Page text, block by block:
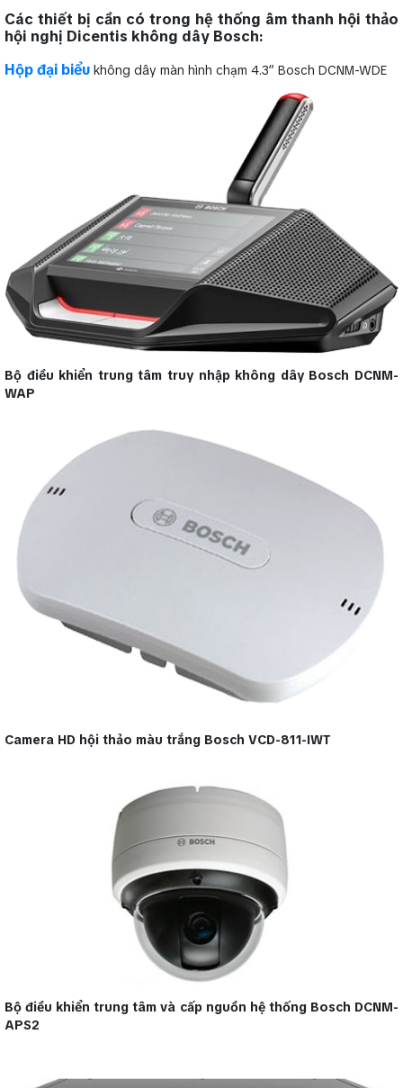
Các thiết bị cần có trong hệ thống âm thanh hội thảo
hội nghị Dicentis không dây Bosch:
Hộp đại biểu không dây màn hình chạm 4.3″ Bosch DCNM-WDE
Bộ điều khiển trung tâm truy nhập không dây Bosch DCNM-
WAP
Camera HD hội thảo màu trắng Bosch VCD-811-IWT
Bộ điều khiển trung tâm và cấp nguồn hệ thống Bosch DCNM-
APS2